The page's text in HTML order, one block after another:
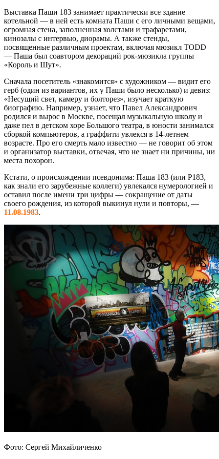
Выставка Паши 183 занимает практически все здание
котельной — в ней есть комната Паши с его личными вещами,
огромная стена, заполненная холстами и трафаретами,
кинозалы с интервью, диорамы. А также стенды,
посвященные различным проектам, включая мюзикл TODD
— Паша был соавтором декораций рок-мюзикла группы
«Король и Шут».
Сначала посетитель «знакомится» с художником — видит его
герб (один из вариантов, их у Паши было несколько) и девиз:
«Несущий свет, камеру и болторез», изучает краткую
биографию. Например, узнает, что Павел Александрович
родился и вырос в Москве, посещал музыкальную школу и
даже пел в детском хоре Большого театра, в юности занимался
сборкой компьютеров, а граффити увлекся в 14-летнем
возрасте. Про его смерть мало известно — не говорит об этом
и организатор выставки, отвечая, что не знает ни причины, ни
места похорон.
Кстати, о происхождении псевдонима: Паша 183 (или P183,
как знали его зарубежные коллеги) увлекался нумерологией и
оставил после имени три цифры — сокращение от даты
своего рождения, из которой выкинул нули и повторы, —
11.08.1983.
Фото: Сергей Михайличенко